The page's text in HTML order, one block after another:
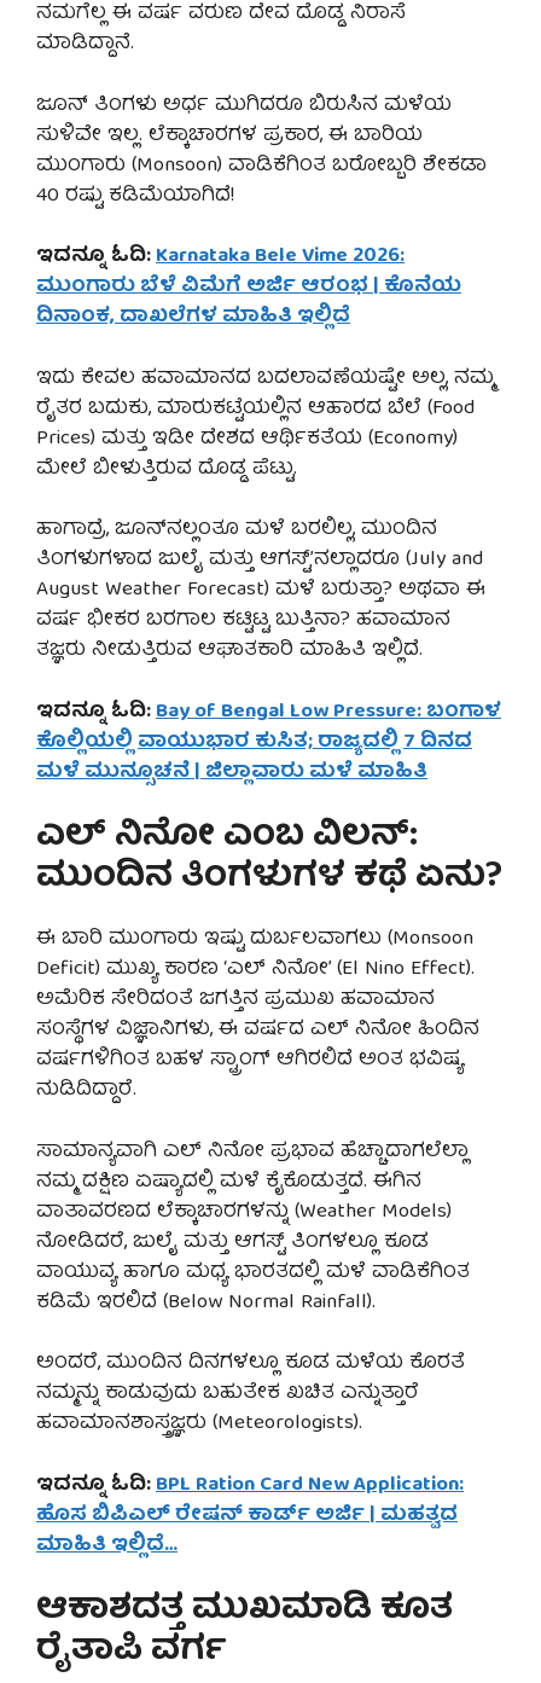
ನಮಗೆಲ್ಲ ಈ ವರ್ಷ ವರುಣ ದೇವ ದೊಡ್ಡ ನಿರಾಸೆ
ಮಾಡಿದ್ದಾನೆ.
ಜೂನ್ ತಿಂಗಳು ಅರ್ಧ ಮುಗಿದರೂ ಬಿರುಸಿನ ಮಳೆಯ
ಸುಳಿವೇ ಇಲ್ಲ. ಲೆಕ್ಕಾಚಾರಗಳ ಪ್ರಕಾರ, ಈ ಬಾರಿಯ
ಮುಂಗಾರು (Monsoon) ವಾಡಿಕೆಗಿಂತ ಬರೋಬ್ಬರಿ ಶೇಕಡಾ
40 ರಷ್ಟು ಕಡಿಮೆಯಾಗಿದೆ!
ಇದನ್ನೂ ಓದಿ:Karnataka Bele Vime 2026:
ಮುಂಗಾರು ಬೆಳೆ ವಿಮೆಗೆ ಅರ್ಜಿ ಆರಂಭ | ಕೊನೆಯ
ದಿನಾಂಕ, ದಾಖಲೆಗಳ ಮಾಹಿತಿ ಇಲ್ಲಿದೆ
ಇದು ಕೇವಲ ಹವಾಮಾನದ ಬದಲಾವಣೆಯಷ್ಟೇ ಅಲ್ಲ, ನಮ್ಮ
ರೈತರ ಬದುಕು, ಮಾರುಕಟ್ಟೆಯಲ್ಲಿನ ಆಹಾರದ ಬೆಲೆ (Food
Prices) ಮತ್ತು ಇಡೀ ದೇಶದ ಆರ್ಥಿಕತೆಯ (Economy)
ಮೇಲೆ ಬೀಳುತ್ತಿರುವ ದೊಡ್ಡ ಪೆಟ್ಟು.
ಹಾಗಾದ್ರೆ, ಜೂನ್‌ನಲ್ಲಂತೂ ಮಳೆ ಬರಲಿಲ್ಲ, ಮುಂದಿನ
ತಿಂಗಳುಗಳಾದ ಜುಲೈ ಮತ್ತು ಆಗಸ್ಟ್’ನಲ್ಲಾದರೂ (July and
August Weather Forecast) ಮಳೆ ಬರುತ್ತಾ? ಅಥವಾ ಈ
ವರ್ಷ ಭೀಕರ ಬರಗಾಲ ಕಟ್ಟಿಟ್ಟ ಬುತ್ತಿನಾ? ಹವಾಮಾನ
ತಜ್ಞರು ನೀಡುತ್ತಿರುವ ಆಘಾತಕಾರಿ ಮಾಹಿತಿ ಇಲ್ಲಿದೆ.
ಇದನ್ನೂ ಓದಿ:Bay of Bengal Low Pressure: ಬಂಗಾಳ
ಕೊಲ್ಲಿಯಲ್ಲಿ ವಾಯುಭಾರ ಕುಸಿತ; ರಾಜ್ಯದಲ್ಲಿ 7 ದಿನದ
ಮಳೆ ಮುನ್ಸೂಚನೆ | ಜಿಲ್ಲಾವಾರು ಮಳೆ ಮಾಹಿತಿ
ಎಲ್ ನಿನೋ ಎಂಬ ವಿಲನ್:
ಮುಂದಿನ ತಿಂಗಳುಗಳ ಕಥೆ ಏನು?
ಈ ಬಾರಿ ಮುಂಗಾರು ಇಷ್ಟು ದುರ್ಬಲವಾಗಲು (Monsoon
Deficit) ಮುಖ್ಯ ಕಾರಣ ‘ಎಲ್ ನಿನೋ’ (El Nino Effect).
ಅಮೆರಿಕ ಸೇರಿದಂತೆ ಜಗತ್ತಿನ ಪ್ರಮುಖ ಹವಾಮಾನ
ಸಂಸ್ಥೆಗಳ ವಿಜ್ಞಾನಿಗಳು, ಈ ವರ್ಷದ ಎಲ್ ನಿನೋ ಹಿಂದಿನ
ವರ್ಷಗಳಿಗಿಂತ ಬಹಳ ಸ್ಟ್ರಾಂಗ್ ಆಗಿರಲಿದೆ ಅಂತ ಭವಿಷ್ಯ
ನುಡಿದಿದ್ದಾರೆ.
ಸಾಮಾನ್ಯವಾಗಿ ಎಲ್ ನಿನೋ ಪ್ರಭಾವ ಹೆಚ್ಚಾದಾಗಲೆಲ್ಲಾ
ನಮ್ಮ ದಕ್ಷಿಣ ಏಷ್ಯಾದಲ್ಲಿ ಮಳೆ ಕೈಕೊಡುತ್ತದೆ. ಈಗಿನ
ವಾತಾವರಣದ ಲೆಕ್ಕಾಚಾರಗಳನ್ನು (Weather Models)
ನೋಡಿದರೆ, ಜುಲೈ ಮತ್ತು ಆಗಸ್ಟ್ ತಿಂಗಳಲ್ಲೂ ಕೂಡ
ವಾಯುವ್ಯ ಹಾಗೂ ಮಧ್ಯ ಭಾರತದಲ್ಲಿ ಮಳೆ ವಾಡಿಕೆಗಿಂತ
ಕಡಿಮೆ ಇರಲಿದೆ (Below Normal Rainfall).
ಅಂದರೆ, ಮುಂದಿನ ದಿನಗಳಲ್ಲೂ ಕೂಡ ಮಳೆಯ ಕೊರತೆ
ನಮ್ಮನ್ನು ಕಾಡುವುದು ಬಹುತೇಕ ಖಚಿತ ಎನ್ನುತ್ತಾರೆ
ಹವಾಮಾನಶಾಸ್ತ್ರಜ್ಞರು (Meteorologists).
ಇದನ್ನೂ ಓದಿ:BPL Ration Card New Application:
ಹೊಸ ಬಿಪಿಎಲ್ ರೇಷನ್ ಕಾರ್ಡ್ ಅರ್ಜಿ | ಮಹತ್ವದ
ಮಾಹಿತಿ ಇಲ್ಲಿದೆ…
ಆಕಾಶದತ್ತ ಮುಖಮಾಡಿ ಕೂತ
ರೈತಾಪಿ ವರ್ಗ